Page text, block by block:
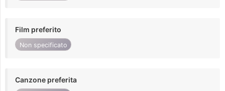
Film preferito
Non specificato
Canzone preferita